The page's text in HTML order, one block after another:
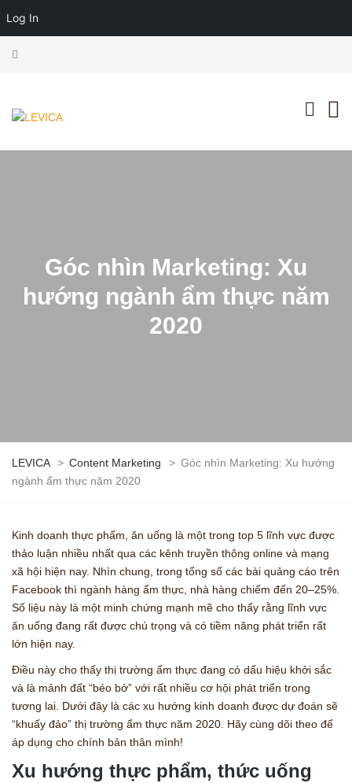
Góc nhìn Marketing: Xu
hướng ngành ẩm thực năm
2020
LEVICA > Content Marketing > Góc nhìn Marketing: Xu hướng
ngành ẩm thực năm 2020
Kinh doanh thực phẩm, ăn uống là một trong top 5 lĩnh vực được
thảo luận nhiều nhất qua các kênh truyền thông online và mạng
xã hội hiện nay. Nhìn chung, trong tổng số các bài quảng cáo trên
Facebook thì ngành hàng ẩm thực, nhà hàng chiếm đến 20–25%.
Số liệu này là một minh chứng mạnh mẽ cho thấy rằng lĩnh vực
ăn uống đang rất được chú trọng và có tiềm năng phát triển rất
lớn hiện nay.
Điều này cho thấy thị trường ẩm thực đang có dấu hiệu khởi sắc
và là mảnh đất “béo bở” với rất nhiều cơ hội phát triển trong
tương lai. Dưới đây là các xu hướng kinh doanh được dự đoán sẽ
“khuấy đảo” thị trường ẩm thực năm 2020. Hãy cùng dõi theo để
áp dụng cho chính bản thân mình!
Xu hướng thực phẩm, thức uống
Log In